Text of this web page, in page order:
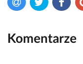
Komentarze